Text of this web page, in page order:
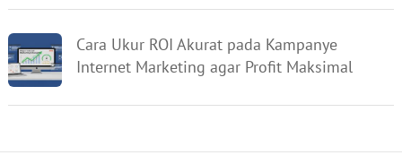
Cara Ukur ROI Akurat pada Kampanye
Internet Marketing agar Profit Maksimal